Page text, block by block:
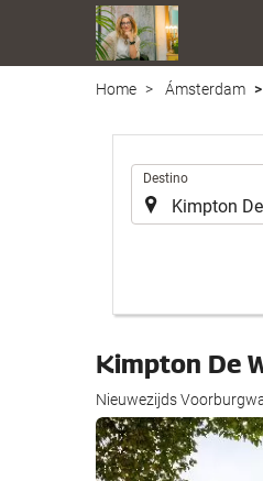
Home Ámsterdam
Destino
Kimpton De
Nieuwezijds